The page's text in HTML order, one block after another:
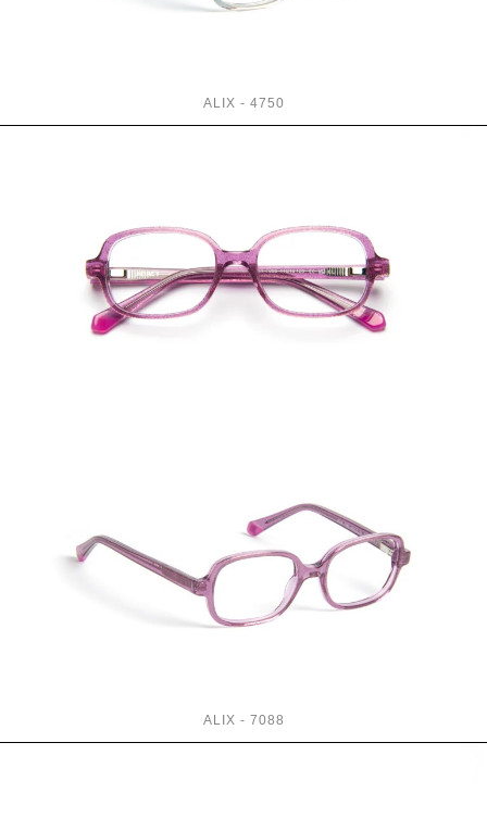
ALIX - 4750
ALIX - 7088